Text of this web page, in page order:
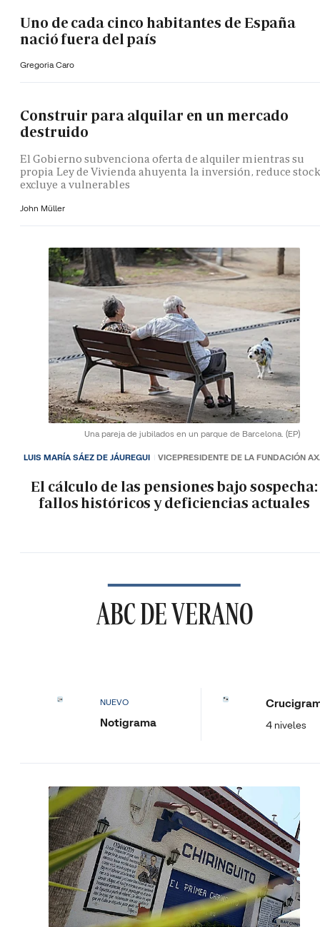
Uno de cada cinco habitantes de España
nació fuera del país
Gregoria Caro
Construir para alquilar en un mercado
destruido
El Gobierno subvenciona oferta de alquiler mientras su
propia Ley de Vivienda ahuyenta la inversión, reduce
excluye a vulnerables
John Müller
Una pareja de jubilados en un parque de Barcelona. (EP)
El cálculo de las pensiones bajo sospecha:
fallos históricos y deficiencias actuales
LUIS MARÍA SÁEZ DE JÁUREGUI VICEPRESIDENTE DE LA FUNDACIÓN
ABC DE VERANO
NUEVO
Notigrama 4 niveles